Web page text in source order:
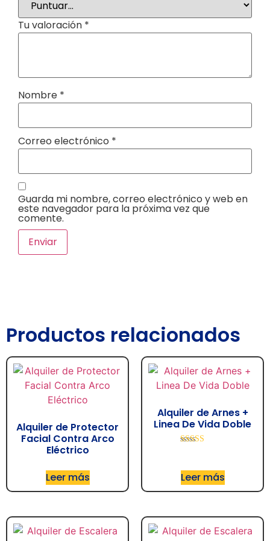
Tu valoración *
Nombre *
Correo electrónico *
Guarda mi nombre, correo electrónico y web en
este navegador para la próxima vez que
comente.
Productos relacionados
Alquiler de Protector
Facial Contra Arco
Eléctrico
Leer más
Alquiler de Arnes +
Linea De Vida Doble
Leer más